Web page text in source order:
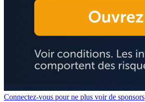
Connectez-vous pour ne plus voir de sponsors